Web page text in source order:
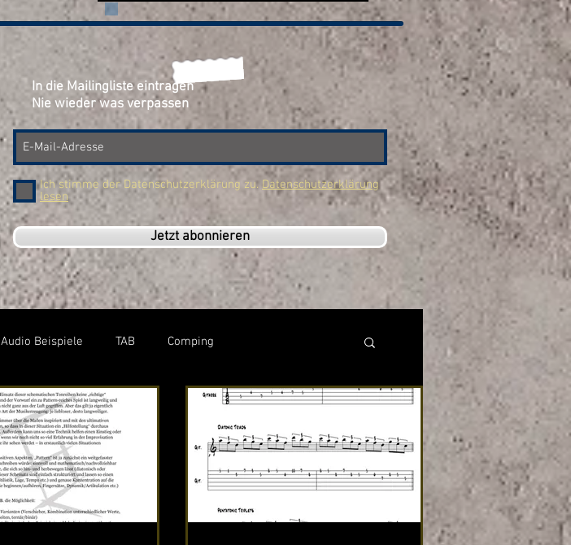
In die Mailingliste eintragen
Nie wieder was verpassen
Ich stimme der Datenschutzerklärung zu. Datenschutzerklärung
lesen
Jetzt abonnieren
Audio Beispiele TAB Comping